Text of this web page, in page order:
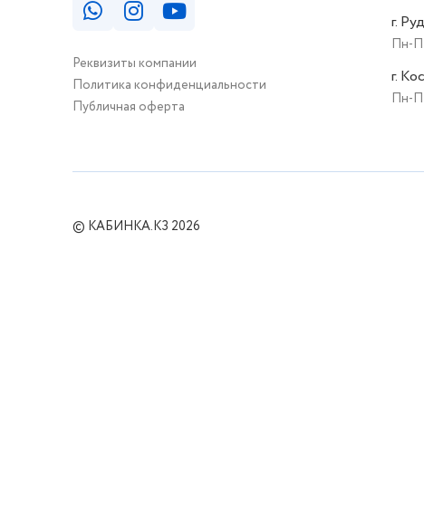
Реквизиты компании
Политика конфиденциальности
Публичная оферта
г.
Пн-
г.
Пн-
© КАБИНКА.КЗ 2026